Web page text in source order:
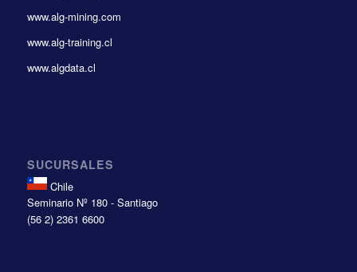
www.alg-mining.com
www.alg-training.cl
www.algdata.cl
SUCURSALES
Chile
Seminario Nº 180 - Santiago
(56 2) 2361 6600